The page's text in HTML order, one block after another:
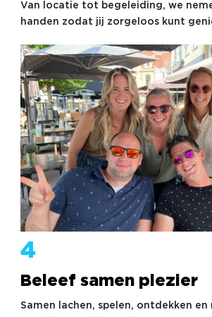
Van locatie tot begeleiding, we
handen zodat jij zorgeloos kunt
4
Beleef samen plezier
Samen lachen, spelen, ontdekken en